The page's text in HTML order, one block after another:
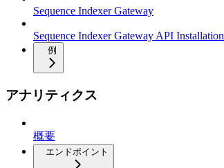
Sequence Indexer Gateway
Sequence Indexer Gateway API Installation
例
アナリティクス
概要
エンドポイント